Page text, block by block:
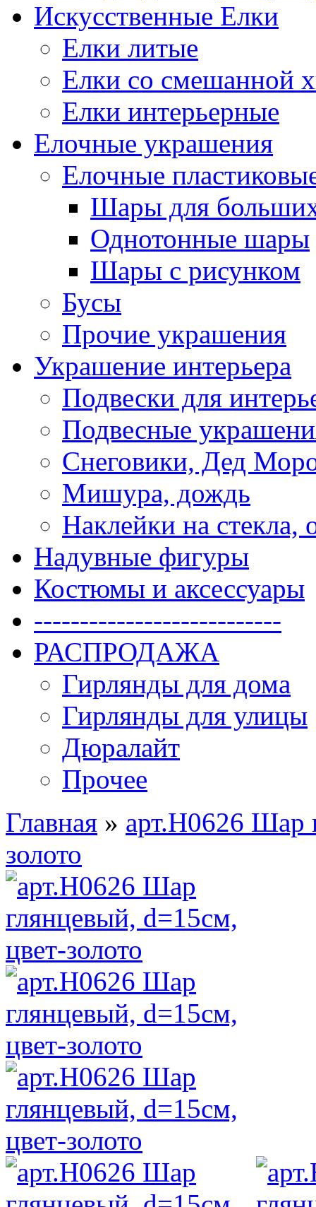
Искусственные Елки
Елки литые
Елки со смешанной
Елки интерьерные
Елочные украшения
Елочные
Шары для
Однотонные шары
Шары с рисунком
Бусы
Прочие украшения
Украшение интерьера
Подвески для
Подвесные
Снеговики, Дед
Мишура, дождь
Наклейки на стекла,
Надувные фигуры
Костюмы и аксессуары
---------------------------
РАСПРОДАЖА
Гирлянды для дома
Гирлянды для улицы
Дюралайт
Прочее
Главная » арт.Н0626 Шар
золото